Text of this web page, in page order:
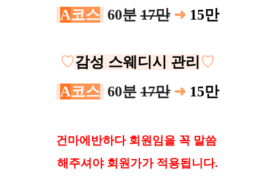
A코스 60분17만 ➜ 15만
♡감성 스웨디시 관리 ♡
A코스 60분17만 ➜ 15만
건마에반하다 회원임을 꼭 말씀
해 주셔야 회원가가 적용됩니다.